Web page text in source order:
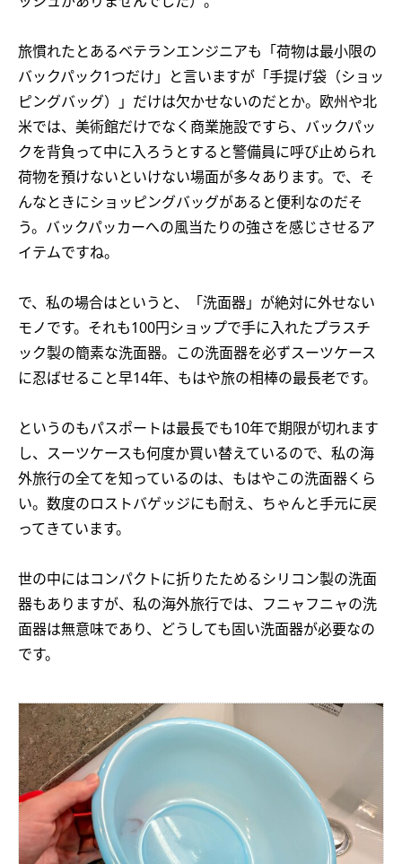
旅慣れたとあるベテランエンジニアも「荷物は最小限の
バックパック1つだけ」と言いますが「手提げ袋（ショッ
ピングバッグ）」だけは欠かせないのだとか。欧州や北
米では、美術館だけでなく商業施設ですら、バックパッ
クを背負って中に入ろうとすると警備員に呼び止められ
荷物を預けないといけない場面が多々あります。で、そ
んなときにショッピングバッグがあると便利なのだそ
う。バックパッカーへの風当たりの強さを感じさせるア
イテムですね。
で、私の場合はというと、「洗面器」が絶対に外せない
モノです。それも100円ショップで手に入れたプラスチ
ック製の簡素な洗面器。この洗面器を必ずスーツケース
に忍ばせること早14年、もはや旅の相棒の最長老です。
というのもパスポートは最長でも10年で期限が切れます
し、スーツケースも何度か買い替えているので、私の海
外旅行の全てを知っているのは、もはやこの洗面器くら
い。数度のロストバゲッジにも耐え、ちゃんと手元に戻
ってきています。
世の中にはコンパクトに折りたためるシリコン製の洗面
器もありますが、私の海外旅行では、フニャフニャの洗
面器は無意味であり、どうしても固い洗面器が必要なの
です。